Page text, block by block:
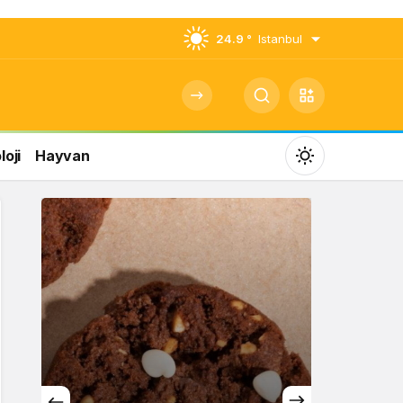
24.9 ° Istanbul
Hayvan
Mod
değiştir
Gündüz Modu
Gündüz modunu seçin.
Gece Modu
Gece modunu seçin.